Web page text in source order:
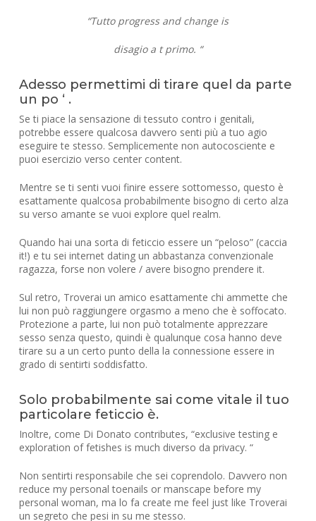
“Tutto progress and change is
disagio a t primo. “
Adesso permettimi di tirare quel da parte
un po ‘ .
Se ti piace la sensazione di tessuto contro i genitali,
potrebbe essere qualcosa davvero senti più a tuo agio
eseguire te stesso. Semplicemente non autocosciente e
puoi esercizio verso center content.
Mentre se ti senti vuoi finire essere sottomesso, questo è
esattamente qualcosa probabilmente bisogno di certo alza
su verso amante se vuoi explore quel realm.
Quando hai una sorta di feticcio essere un “peloso” (caccia
it!) e tu sei internet dating un abbastanza convenzionale
ragazza, forse non volere / avere bisogno prendere it.
Sul retro, Troverai un amico esattamente chi ammette che
lui non può raggiungere orgasmo a meno che è soffocato.
Protezione a parte, lui non può totalmente apprezzare
sesso senza questo, quindi è qualunque cosa hanno deve
tirare su a un certo punto della la connessione essere in
grado di sentirti soddisfatto.
Solo probabilmente sai come vitale il tuo
particolare feticcio è.
Inoltre, come Di Donato contributes, “exclusive testing e
exploration of fetishes is much diverso da privacy. “
Non sentirti responsabile che sei coprendolo. Davvero non
reduce my personal toenails or manscape before my
personal woman, ma lo fa create me feel just like Troverai
un segreto che pesi in su me stesso.